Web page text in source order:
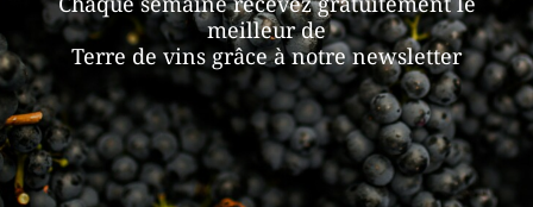
meilleur de
Terre de vins grâce à notre newsletter